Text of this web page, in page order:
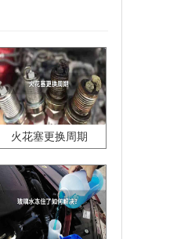
火花塞更换周期